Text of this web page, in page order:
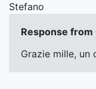
Stefano
Response from
Grazie mille, un